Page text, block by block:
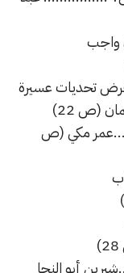
واجب
تحديات عسيرة
(ص 22)
مكي (ص
أبو النجا